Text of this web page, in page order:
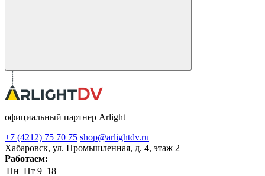
официальный партнер Arlight
+7 (4212) 75 70 75 shop@arlightdv.ru
Хабаровск, ул. Промышленная, д. 4, этаж 2
Работаем:
Пн–Пт 9–18